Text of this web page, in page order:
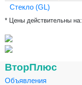
Стекло (GL)
* Цены действительны на:
ВторПлюс
Объявления